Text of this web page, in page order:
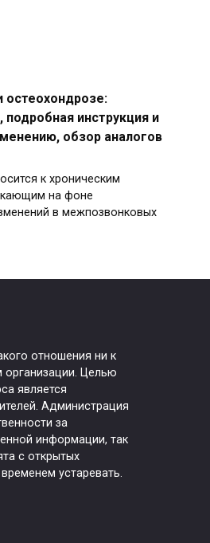
остеохондрозе:
инструкция и
обзор аналогов
к хроническим
на фоне
в межпозвонковых
отношения ни к
организации. Целью
является
Администрация
за
информации, так
с открытых
устаревать.